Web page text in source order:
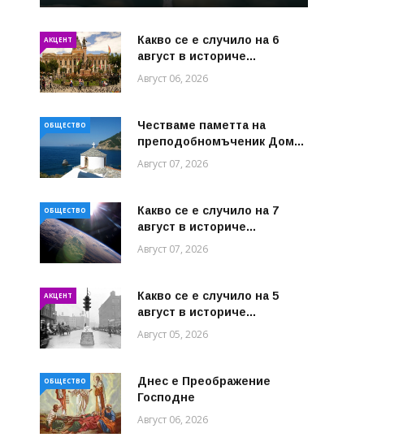
АКЦЕНТ
Какво се е случило на 6
август в историче...
Август 06, 2026
ОБЩЕСТВО
Честваме паметта на
преподобномъченик Дом...
Август 07, 2026
ОБЩЕСТВО
Какво се е случило на 7
август в историче...
Август 07, 2026
АКЦЕНТ
Какво се е случило на 5
август в историче...
Август 05, 2026
ОБЩЕСТВО
Днес е Преображение
Господне
Август 06, 2026